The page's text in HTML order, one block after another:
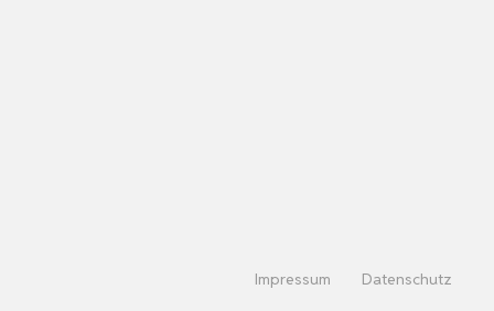
Impressum Datenschutz